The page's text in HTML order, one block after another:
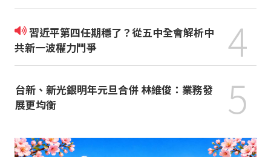
習近平第四任期穩了？從五中全會解析中
共新一波權力鬥爭
4
台新、新光銀明年元旦合併 林維俊：業務發
展更均衡
5